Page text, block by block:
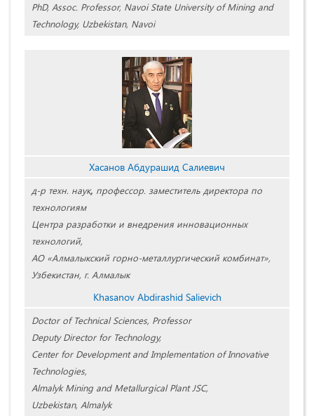
PhD, Assoc. Professor, Navoi State University of Mining and
Technology, Uzbekistan, Navoi
Хасанов Абдурашид Салиевич
д-р техн. наук, профессор. заместитель директора по
технологиям
Центра разработки и внедрения инновационных
технологий,
АО «Алмалыкский горно-металлургический комбинат»,
Узбекистан, г. Алмалык
Khasanov Abdirashid Salievich
Doctor of Technical Sciences, Professor
Deputy Director for Technology,
Center for Development and Implementation of Innovative
Technologies,
Almalyk Mining and Metallurgical Plant JSC,
Uzbekistan, Almalyk